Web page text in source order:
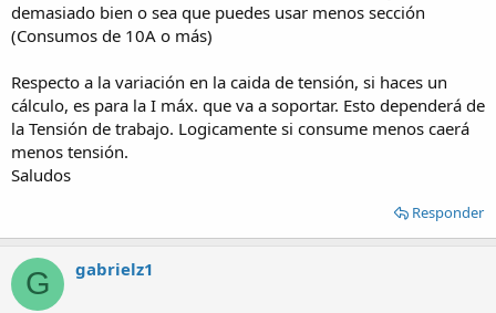
demasiado bien o sea que puedes usar menos sección
(Consumos de 10A o más)
Respecto a la variación en la caida de tensión, si haces un
cálculo, es para la I máx. que va a soportar. Esto dependerá de
la Tensión de trabajo. Logicamente si consume menos caerá
menos tensión.
Saludos
Responder
G gabrielz1